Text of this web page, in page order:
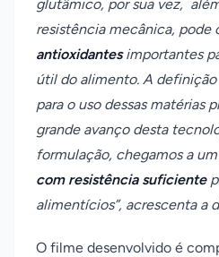
glutâmico, por sua vez,
resistência mecânica, pode
antioxidantesimportantes
útil do alimento. A
para o uso dessas matérias
grande avanço desta
formulação, chegamos a
com resistência suficiente
alimentícios”, acrescenta a
O filme desenvolvido é